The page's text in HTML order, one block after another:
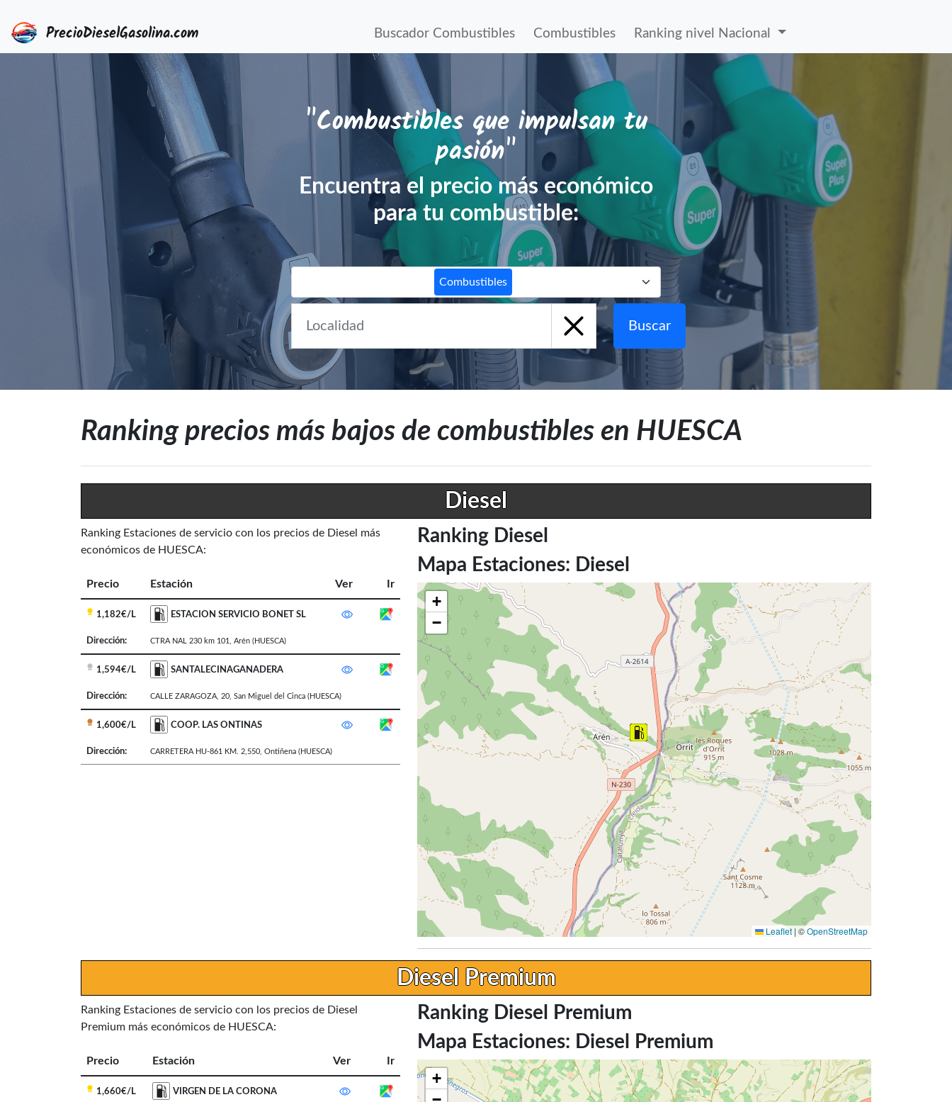
PrecioDieselGasolina.com Buscador Combustibles Combustibles Ranking nivel Nacional
"Combustibles que impulsan tu
pasión"
Encuentra el precio más económico
para tu combustible:
Combustibles
Buscar
Ranking precios más bajos de combustibles en HUESCA
Diesel
Ranking Estaciones de servicio con los precios de Diesel más
económicos de HUESCA:
Precio Estación Ver Ir
1,182€/L ESTACION SERVICIO BONET SL
Dirección: CTRA NAL 230 km 101 Arén (HUESCA)
1,594€/L SANTALECINAGANADERA
Dirección: CALLE ZARAGOZA, 20 San Miguel del Cinca (HUESCA)
1,600€/L COOP. LAS ONTINAS
Dirección: CARRETERA HU-861 KM. 2,550 Ontiñena (HUESCA)
Ranking Diesel
Mapa Estaciones: Diesel
+
−
Leaflet | ©OpenStreetMap
Diesel Premium
Ranking Estaciones de servicio con los precios de Diesel
Premium más económicos de HUESCA:
Precio Estación Ver Ir
1,660€/L VIRGEN DE LA CORONA
Ranking Diesel Premium
Mapa Estaciones: Diesel Premium
+